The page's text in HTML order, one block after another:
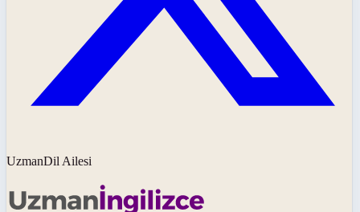
UzmanDil Ailesi